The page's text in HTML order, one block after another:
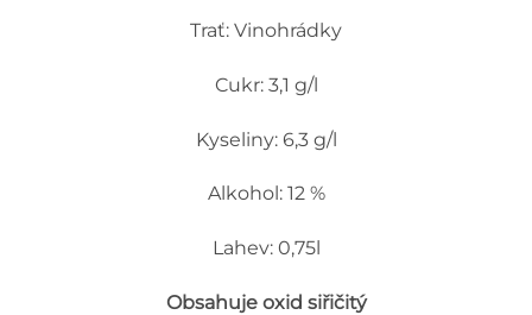
Trať: Vinohrádky
Cukr: 3,1 g/l
Kyseliny: 6,3 g/l
Alkohol: 12 %
Lahev: 0,75l
Obsahuje oxid siřičitý